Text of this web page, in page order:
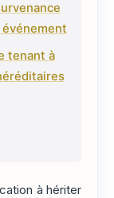
tenant à
à hériter